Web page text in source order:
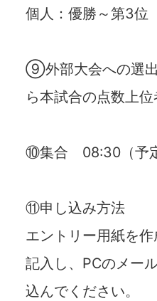
個人：優勝～第3位
⑨外部大会への選
ら本試合の点数上
⑩集合 08:30（予定
⑪申し込み方法
エントリー用紙を
記入し、PCのメー
込んでください。